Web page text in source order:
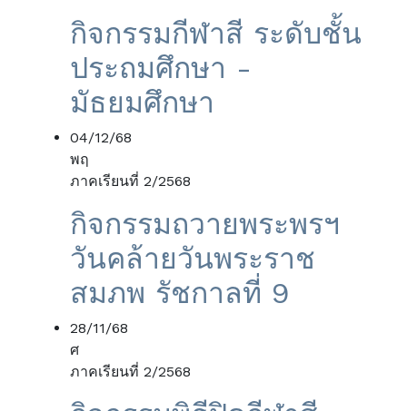
กิจกรรมกีฬาสี ระดับชั้น
ประถมศึกษา -
มัธยมศึกษา
04/12/68
พฤ
ภาคเรียนที่ 2/2568
กิจกรรมถวายพระพรฯ
วันคล้ายวันพระราช
สมภพ รัชกาลที่ 9
28/11/68
ศ
ภาคเรียนที่ 2/2568